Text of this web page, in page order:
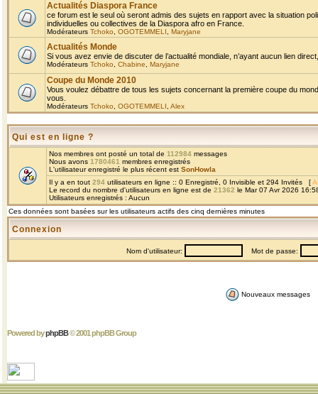
Actualités Diaspora France
ce forum est le seul où seront admis des sujets en rapport avec la situation
individuelles ou collectives de la Diaspora afro en France.
Modérateurs Tchoko OGOTEMMELI Maryjane
Actualités Monde
Si vous avez envie de discuter de l’actualité mondiale, n’ayant aucun lien
Modérateurs Tchoko Chabine Maryjane
Coupe du Monde 2010
Vous voulez débattre de tous les sujets concernant la première coupe du
vous.
Modérateurs Tchoko OGOTEMMELI Alex
Qui est en ligne ?
Nos membres ont posté un total de 112984 messages
Nous avons 1780461 membres enregistrés
L'utilisateur enregistré le plus récent est SonHowla
Il y a en tout 294 utilisateurs en ligne :: 0 Enregistré, 0 Invisible et 294 Invités [
Le record du nombre d'utilisateurs en ligne est de 21362 le Mar 07 Avr 2026
Utilisateurs enregistrés : Aucun
Ces données sont basées sur les utilisateurs actifs des cinq dernières minutes
Connexion
Nom d'utilisateur: Mot de passe:
Nouveaux messages
Powered byphpBB© 2001 phpBB Group